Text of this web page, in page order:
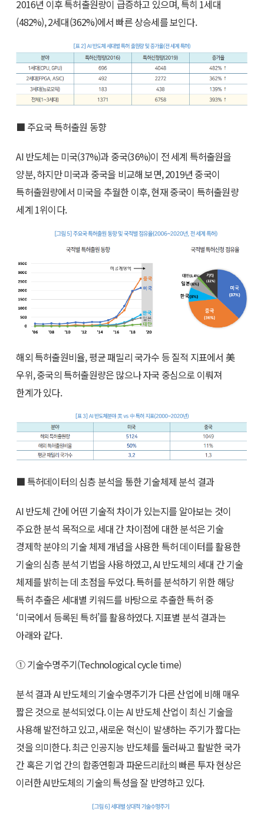
2016년 이후 특허출원량이 급증하고 있으며, 특히 1세대
(482%), 2세대(362%)에서 빠른 상승세를 보인다.
■ 주요국 특허출원 동향
AI 반도체는 미국(37%)과 중국(36%)이 전 세계 특허출원을
양분, 하지만 미국과 중국을 비교해 보면, 2019년 중국이
특허출원량에서 미국을 추월한 이후, 현재 중국이 특허출원량
세계 1위이다.
해외 특허출원비율, 평균 패밀리 국가수 등 질적 지표에서 美
우위, 중국의 특허출원량은 많으나 자국 중심으로 이뤄져
한계가 있다.
■ 특허데이터의 심층 분석을 통한 기술체제 분석 결과
AI 반도체 간에 어떤 기술적 차이가 있는지를 알아보는 것이
주요한 분석 목적으로 세대 간 차이점에 대한 분석은 기술
경제학 분야의 기술 체제 개념을 사용한 특허 데이터를 활용한
기술의 심층 분석 기법을 사용하였고, AI 반도체의 세대 간 기술
체제를 밝히는 데 초점을 두었다. 특허를 분석하기 위한 해당
특허 추출은 세대별 키워드를 바탕으로 추출한 특허 중
‘미국에서 등록된 특허’를 활용하였다. 지표별 분석 결과는
아래와 같다.
① 기술수명주기(Technological cycle time)
분석 결과 AI 반도체의 기술수명주기가 다른 산업에 비해 매우
짧은 것으로 분석되었다. 이는 AI 반도체 산업이 최신 기술을
사용해 발전하고 있고, 새로운 혁신이 발생하는 주기가 짧다는
것을 의미한다. 최근 인공지능 반도체를 둘러싸고 활발한 국가
간 혹은 기업 간의 합종연횡과 파운드리社의 빠른 투자 현상은
이러한 AI반도체의 기술의 특성을 잘 반영하고 있다.